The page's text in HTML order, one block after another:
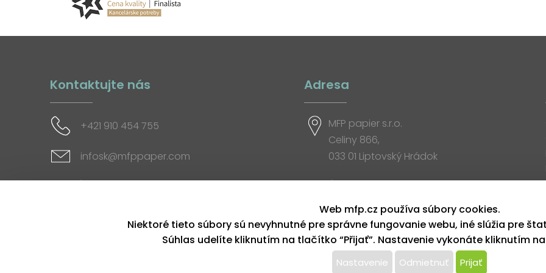
Kontaktujte nás
+421 910 454 755
infosk@mfppaper.com
Sociálne siete
Adresa
MFP papier s.r.o.
Celiny 866,
033 01 Liptovský Hrádok
Otváracia doba
Web mfp.cz používa súbory cookies.
Niektoré tieto súbory sú nevyhnutné pre správne fungovanie webu, iné slúžia pre
Súhlas udelíte kliknutím na tlačítko “Přijať”. Nastavenie vykonáte kliknutím
Nastavenie Odmietnuť Prijať